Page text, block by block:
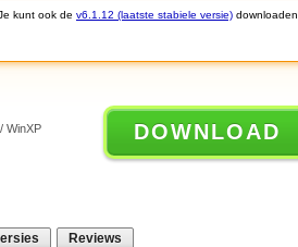
kunt ook de v6.1.12 (laatste stabiele versie) downloaden.
WinXP
DOWNLOAD
Reviews